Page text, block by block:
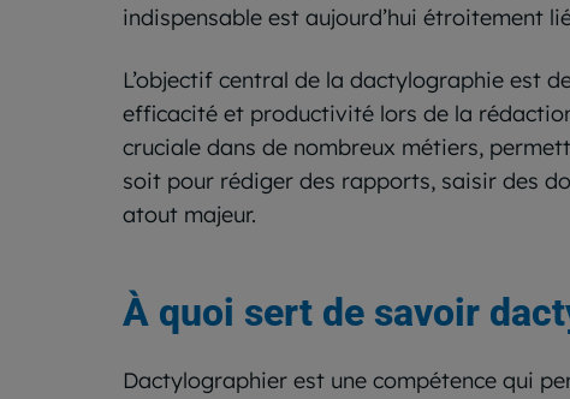
indispensable est aujourd’hui étroitement
L’objectif central de la dactylographie est
efficacité et productivité lors de la
cruciale dans de nombreux métiers,
soit pour rédiger des rapports, saisir des
atout majeur.
À quoi sert de savoir
Dactylographier est une compétence qui